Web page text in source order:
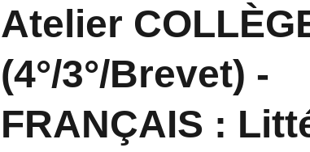
Atelier
(4°/3°/Brevet) -
FRANÇAIS :